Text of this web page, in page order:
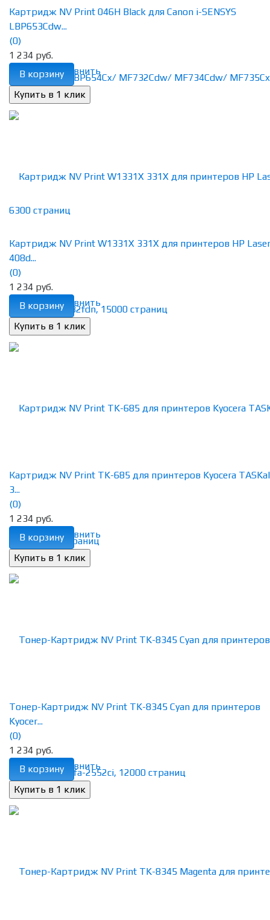
избранное сравнить
Картридж NV Print 046H Black для Canon i-SENSYS
LBP653Cdw...
(0)
1 234 руб.
В корзину
избранное сравнить
Картридж NV Print W1331X 331X для принтеров HP Laser
408d...
(0)
1 234 руб.
В корзину
избранное сравнить
Картридж NV Print TK-685 для принтеров Kyocera
3...
(0)
1 234 руб.
В корзину
избранное сравнить
Тонер-Картридж NV Print TK-8345 Cyan для принтеров
Kyocer...
(0)
1 234 руб.
В корзину